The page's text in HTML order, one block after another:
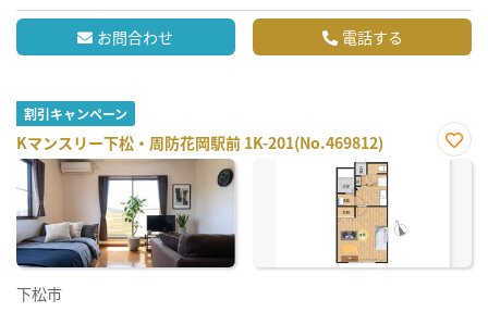
お問合わせ 電話する
割引キャンペーン
Kマンスリー下松・周防花岡駅前 1K-201(No.469812)
お気
下松市